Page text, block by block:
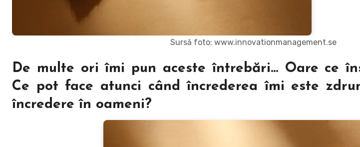
Sursă foto: www.innovationmanagement.se
De multe ori îmi pun aceste întrebări… Oare ce
Ce pot face atunci când încrederea îmi este
încredere în oameni?